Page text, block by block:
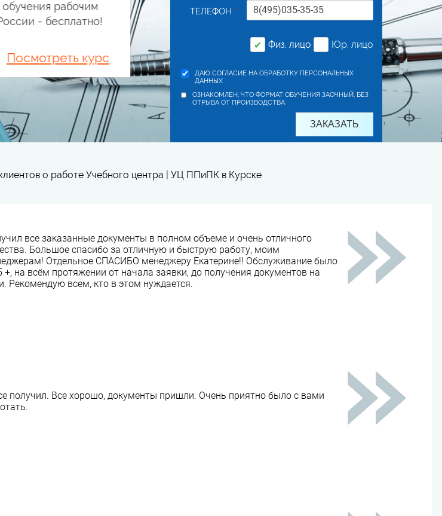
рабочим
- 1 день! Доставка по России - бесплатно!
Посмотреть курс
специальностям. Срок
ТЕЛЕФОН *
✔ Физ. лицо Юр. лицо
ДАЮ СОГЛАСИЕ НА ОБРАБОТКУ ПЕРСОНАЛЬНЫХ
ДАННЫХ
ОЗНАКОМЛЕН, ЧТО ФОРМАТ ОБУЧЕНИЯ ЗАОЧНЫЙ, БЕЗ
ОТРЫВА ОТ ПРОИЗВОДСТВА
о работе Учебного центра | УЦ ППиПК в Курске
все заказанные документы в полном объеме и очень отличного
Большое спасибо за отличную и быструю работу, моим
Отдельное СПАСИБО менеджеру Екатерине!! Обслуживание было
+, на всём протяжении от начала заявки, до получения документов на
Рекомендую всем, кто в этом нуждается.
получил. Все хорошо, документы пришли. Очень приятно было с вами